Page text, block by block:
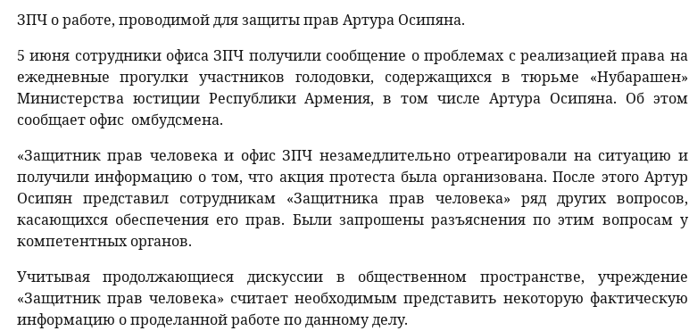
ЗПЧ о работе, проводимой для защиты прав Артура Осипяна.
5 июня сотрудники офиса ЗПЧ получили сообщение о проблемах с реализацией права на
ежедневные прогулки участников голодовки, содержащихся в тюрьме «Нубарашен»
Министерства юстиции Республики Армения, в том числе Артура Осипяна. Об этом
сообщает офис омбудсмена.
«Защитник прав человека и офис ЗПЧ незамедлительно отреагировали на ситуацию и
получили информацию о том, что акция протеста была организована. После этого Артур
Осипян представил сотрудникам «Защитника прав человека» ряд других вопросов,
касающихся обеспечения его прав. Были запрошены разъяснения по этим вопросам у
компетентных органов.
Учитывая продолжающиеся дискуссии в общественном пространстве, учреждение
«Защитник прав человека» считает необходимым представить некоторую фактическую
информацию о проделанной работе по данному делу.